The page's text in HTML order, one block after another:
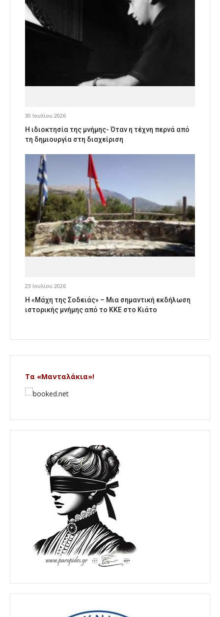
30 Ιουλίου 2026
Η ιδιοκτησία της μνήμης- Όταν η τέχνη περνά από
τη δημιουργία στη διαχείριση
23 Ιουλίου 2026
Η «Μάχη της Σοδειάς» – Μια σημαντική εκδήλωση
ιστορικής μνήμης από το ΚΚΕ στο Κιάτο
Τα «Μανταλάκια»!